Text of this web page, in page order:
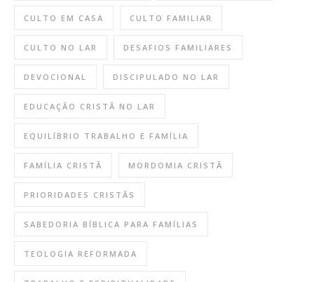
CULTO EM CASA CULTO FAMILIAR
CULTO NO LAR DESAFIOS FAMILIARES
DEVOCIONAL DISCIPULADO NO LAR
EDUCAÇÃO CRISTÃ NO LAR
EQUILÍBRIO TRABALHO E FAMÍLIA
FAMÍLIA CRISTÃ MORDOMIA CRISTÃ
PRIORIDADES CRISTÃS
SABEDORIA BÍBLICA PARA FAMÍLIAS
TEOLOGIA REFORMADA